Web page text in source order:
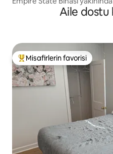
Aile dostu
Misafirlerin favorilerinden en
Misafirlerin favorisi